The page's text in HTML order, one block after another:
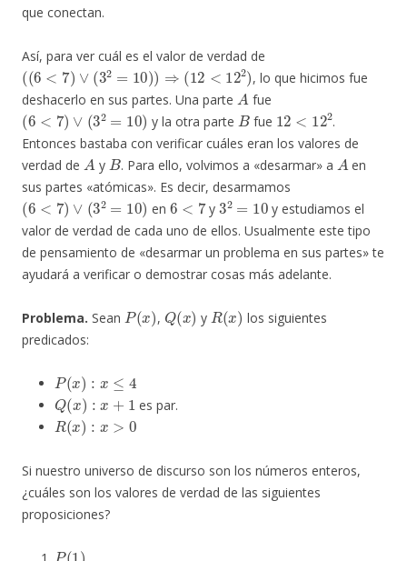
que conectan.
Así, para ver cuál es el valor de verdad de
((6<7)∨ 32 =10 ))⇒(12<122
, lo que hicimos fue
deshacerlo en sus partes. Una parte
A
fue
(6<7)∨(32=10)
y la otra parte
B
fue
12 2
.
Entonces bastaba con verificar cuáles eran los valores de
verdad de
A
y
B
. Para ello, volvimos a «desarmar» a
A
en
sus partes «atómicas». Es decir, desarmamos
(6< 7)∨(3 2=10)
en
6<7
y
32=10
y estudiamos el
valor de verdad de cada uno de ellos. Usualmente este tipo
de pensamiento de «desarmar un problema en sus partes» te
ayudará a verificar o demostrar cosas más adelante.
Problema. Sean
P( x
,
Q (x )
y
R( x
los siguientes
predicados:
P( x :
Q(x): x +1
es par.
R(x):x >0
Si nuestro universo de discurso son los números enteros,
¿cuáles son los valores de verdad de las siguientes
proposiciones?
P( 1 )